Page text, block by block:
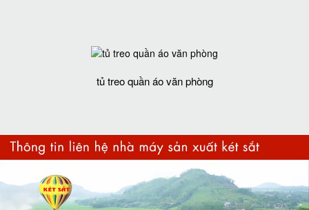
tủ treo quần áo văn phòng